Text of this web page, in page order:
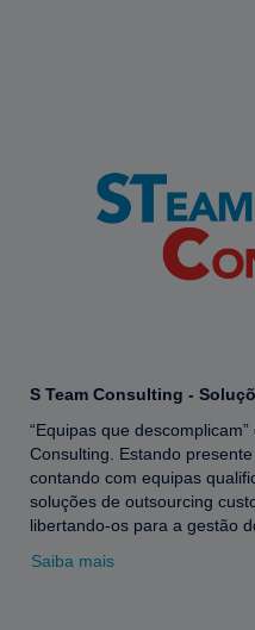
S Team Consulting -
“Equipas que
Consulting. Estando
contando com equipas
soluções de outsourcing
libertando-os para a gestão
Saiba mais